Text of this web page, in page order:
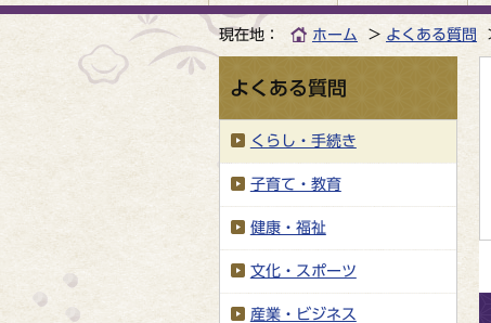
現在地： ホーム よくある質問
よくある質問
くらし・手続き
子育て・教育
健康・福祉
文化・スポーツ
産業・ビジネス